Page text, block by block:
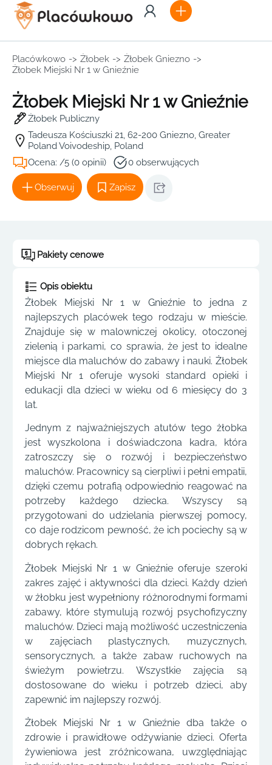
Placówkowo -> Żłobek -> Żłobek Gniezno ->
Żłobek Miejski Nr 1 w Gnieźnie
Żłobek Miejski Nr 1 w Gnieźnie
Żłobek Publiczny
Tadeusza Kościuszki 21, 62-200 Gniezno, Greater
Poland Voivodeship, Poland
Ocena: /5 (0 opinii)
0 obserwujących
Obserwuj Zapisz
Pakiety cenowe
Opis obiektu
Żłobek Miejski Nr 1 w Gnieźnie to jedna z
najlepszych placówek tego rodzaju w mieście.
Znajduje się w malowniczej okolicy, otoczonej
zielenią i parkami, co sprawia, że jest to idealne
miejsce dla maluchów do zabawy i nauki. Żłobek
Miejski Nr 1 oferuje wysoki standard opieki i
edukacji dla dzieci w wieku od 6 miesięcy do 3
lat.
Jednym z najważniejszych atutów tego żłobka
jest wyszkolona i doświadczona kadra, która
zatroszczy się o rozwój i bezpieczeństwo
maluchów. Pracownicy są cierpliwi i pełni empatii,
dzięki czemu potrafią odpowiednio reagować na
potrzeby każdego dziecka. Wszyscy są
przygotowani do udzielania pierwszej pomocy,
co daje rodzicom pewność, że ich pociechy są w
dobrych rękach.
Żłobek Miejski Nr 1 w Gnieźnie oferuje szeroki
zakres zajęć i aktywności dla dzieci. Każdy dzień
w żłobku jest wypełniony różnorodnymi formami
zabawy, które stymulują rozwój psychofizyczny
maluchów. Dzieci mają możliwość uczestniczenia
w zajęciach plastycznych, muzycznych,
sensorycznych, a także zabaw ruchowych na
świeżym powietrzu. Wszystkie zajęcia są
dostosowane do wieku i potrzeb dzieci, aby
zapewnić im najlepszy rozwój.
Żłobek Miejski Nr 1 w Gnieźnie dba także o
zdrowie i prawidłowe odżywianie dzieci. Oferta
żywieniowa jest zróżnicowana, uwzględniając